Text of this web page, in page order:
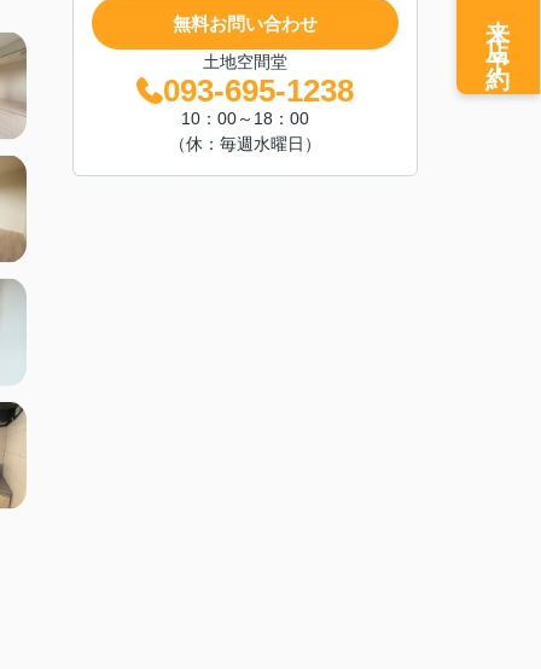
無料お問い合わせ
土地空間堂
093-695-1238
10：00～18：00
（休：毎週水曜日）
来店予約